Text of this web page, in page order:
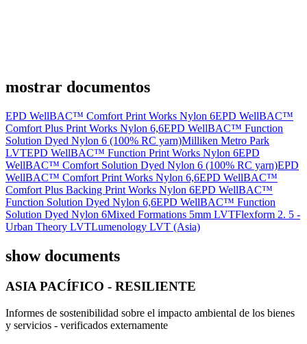
mostrar documentos
EPD WellBAC™ Comfort Print Works Nylon 6EPD WellBAC™
Comfort Plus Print Works Nylon 6,6EPD WellBAC™ Function
Solution Dyed Nylon 6 (100% RC yarn)Milliken Metro Park
LVTEPD WellBAC™ Function Print Works Nylon 6EPD
WellBAC™ Comfort Solution Dyed Nylon 6 (100% RC yarn)EPD
WellBAC™ Comfort Print Works Nylon 6,6EPD WellBAC™
Comfort Plus Backing Print Works Nylon 6EPD WellBAC™
Function Solution Dyed Nylon 6,6EPD WellBAC™ Function
Solution Dyed Nylon 6Mixed Formations 5mm LVTFlexform 2. 5 -
Urban Theory LVTLumenology LVT (Asia)
show documents
ASIA PACÍFICO - RESILIENTE
Informes de sostenibilidad sobre el impacto ambiental de los bienes
y servicios - verificados externamente